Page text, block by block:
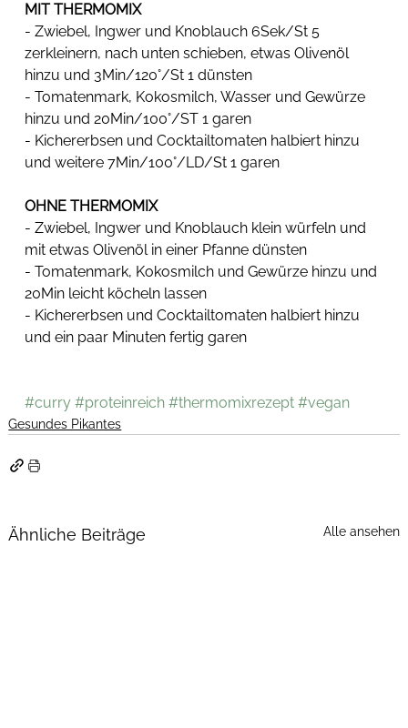
MIT THERMOMIX
- Zwiebel, Ingwer und Knoblauch 6Sek/St 5
zerkleinern, nach unten schieben, etwas Olivenöl
hinzu und 3Min/120°/St 1 dünsten
- Tomatenmark, Kokosmilch, Wasser und Gewürze
hinzu und 20Min/100°/ST 1 garen
- Kichererbsen und Cocktailtomaten halbiert hinzu
und weitere 7Min/100°/LD/St 1 garen
OHNE THERMOMIX
- Zwiebel, Ingwer und Knoblauch klein würfeln und
mit etwas Olivenöl in einer Pfanne dünsten
- Tomatenmark, Kokosmilch und Gewürze hinzu und
20Min leicht köcheln lassen
- Kichererbsen und Cocktailtomaten halbiert hinzu
und ein paar Minuten fertig garen
#curry #proteinreich #thermomixrezept #vegan
Gesundes Pikantes
Ähnliche Beiträge Alle ansehen